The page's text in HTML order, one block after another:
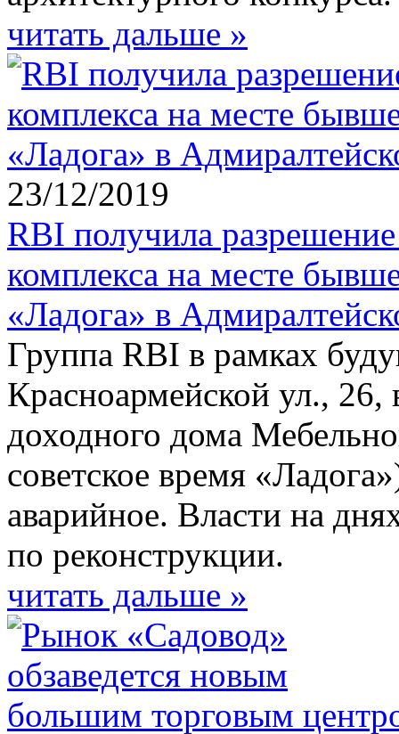
читать дальше »
23/12/2019
RBI получила
комплекса на месте
«Ладога» в
Группа RBI в рамках
Красноармейской ул., 26,
доходного дома
советское время
аварийное. Власти на
по реконструкции.
читать дальше »